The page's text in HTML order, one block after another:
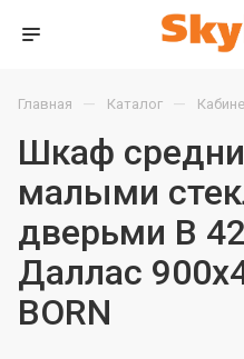
Главная — Каталог —
Шкаф
малыми
дверьми B
Даллас
BORN